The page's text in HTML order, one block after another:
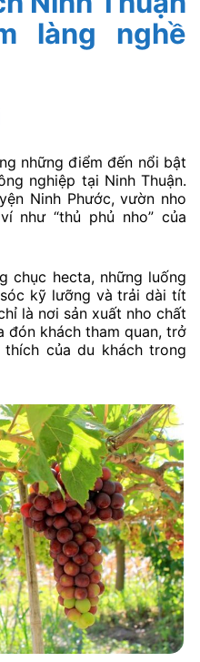
làng nghề
những điểm đến nổi bật
nghiệp tại Ninh Thuận.
Ninh Phước, vườn nho
như “thủ phủ nho” của
chục hecta, những luống
kỹ lưỡng và trải dài tít
là nơi sản xuất nho chất
đón khách tham quan, trở
của du khách trong